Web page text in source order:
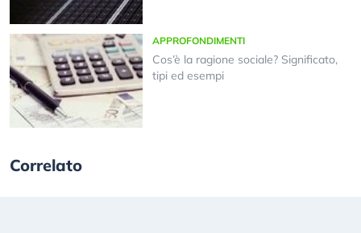
APPROFONDIMENTI
Cos’è la ragione sociale? Significato,
tipi ed esempi
Correlato